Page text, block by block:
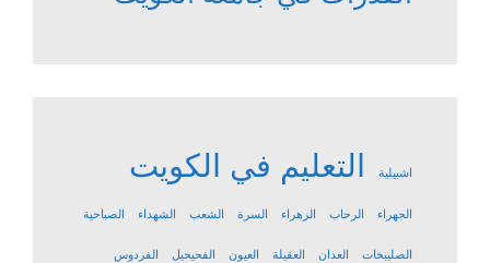
اشبيلية التعليم في الكويت
الجهراء الرحاب الزهراء السرة الشعب الشهداء الصباحية
الصليبخات العدان العقيلة العيون الفحيحيل الفردوس